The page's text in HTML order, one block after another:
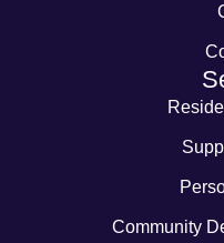
Community